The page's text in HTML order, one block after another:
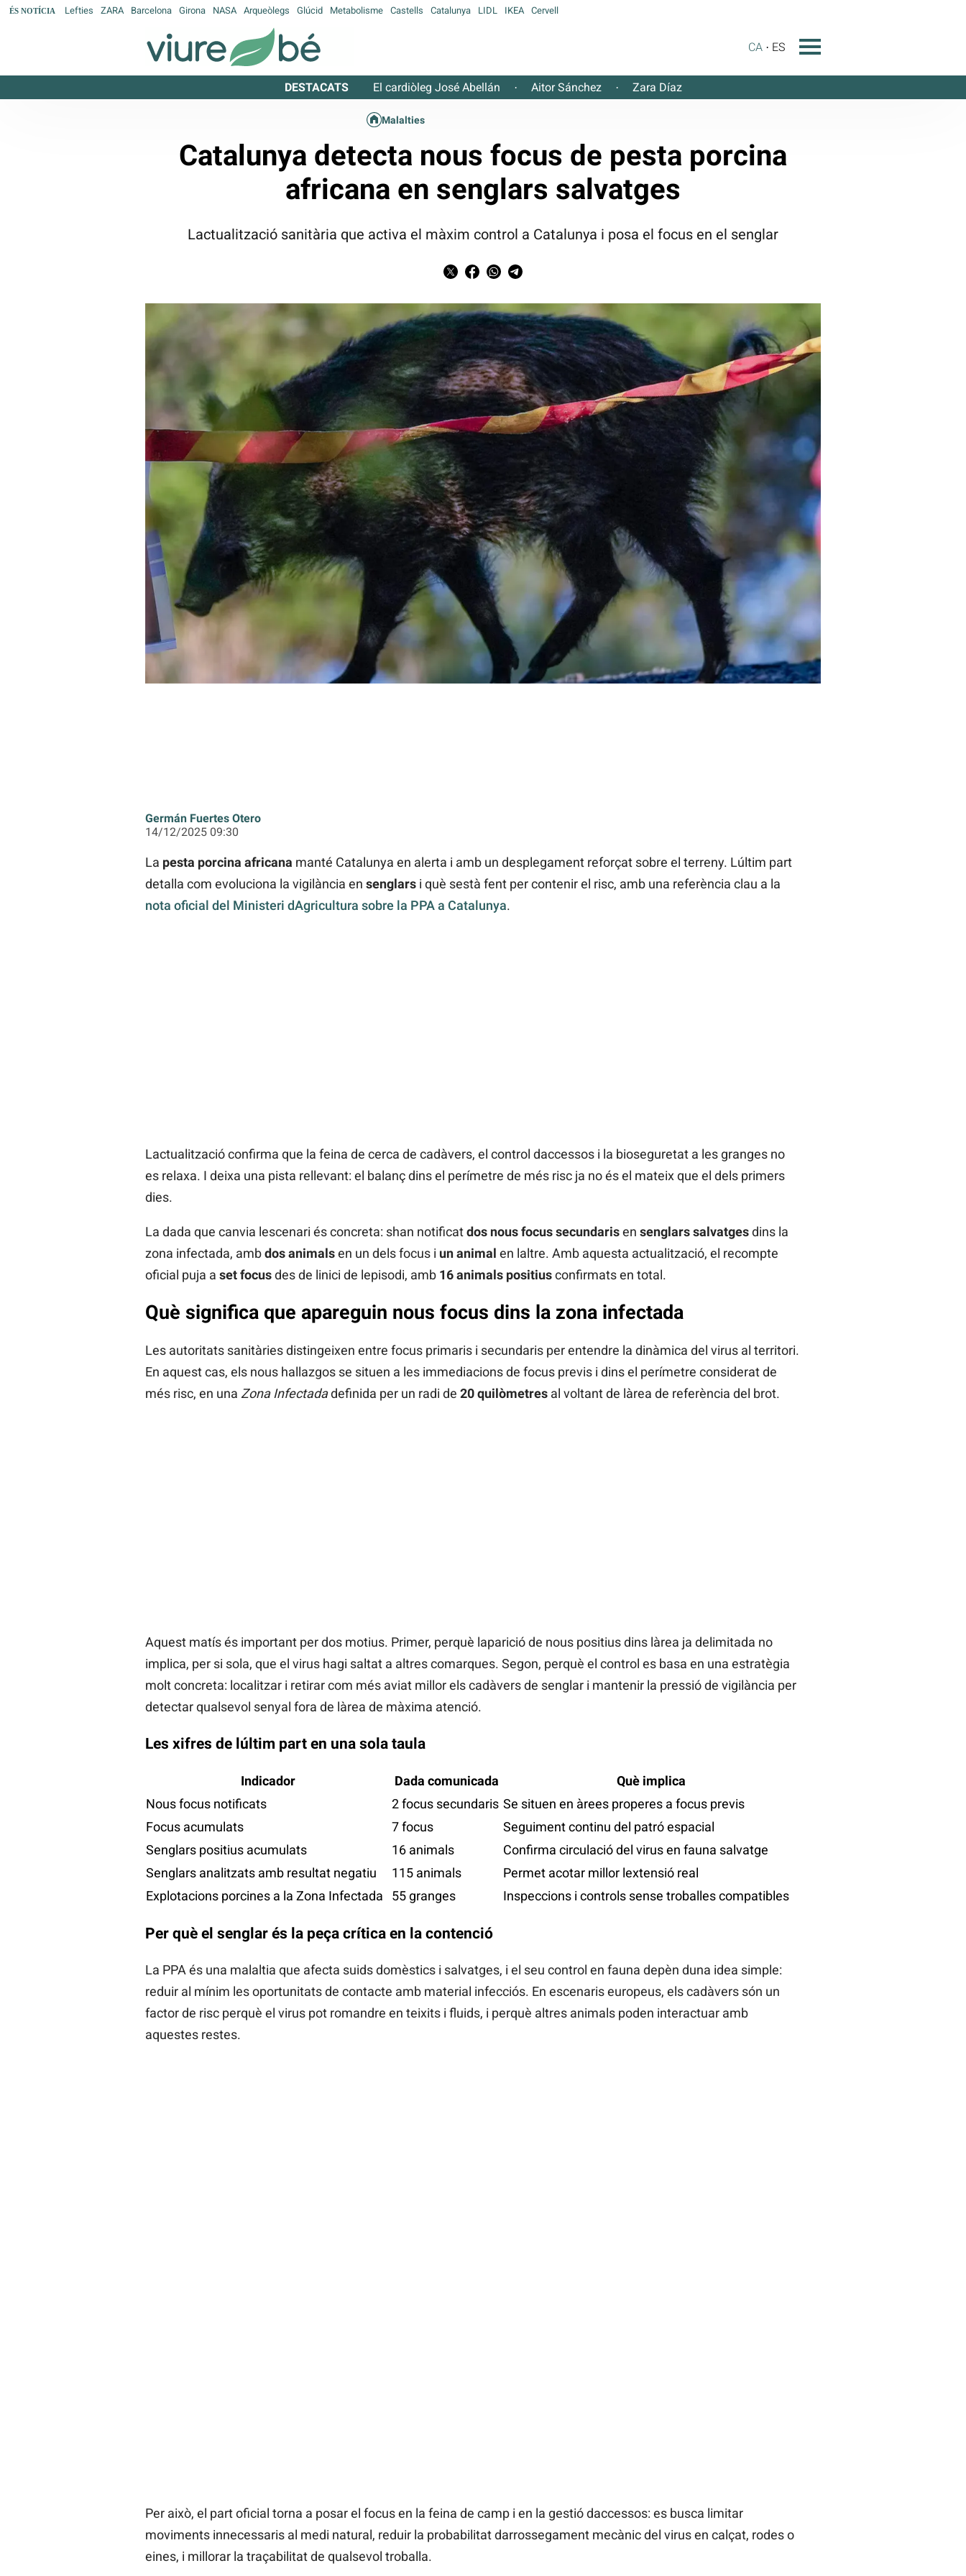
ÉS NOTÍCIA Lefties ZARA Barcelona Girona NASA Arqueòlegs Glúcid Metabolisme Castells Catalunya LIDL IKEA Cervell
CA ES
DESTACATS El cardiòleg José Abellán · Aitor Sánchez · Zara Díaz
Malalties
Catalunya detecta nous focus de pesta porcina
africana en senglars salvatges
Lactualització sanitària que activa el màxim control a Catalunya i posa el focus en el senglar
Germán Fuertes Otero
14/12/2025 09:30
La pesta porcina africana manté Catalunya en alerta i amb un desplegament reforçat sobre el terreny. Lúltim part
detalla com evoluciona la vigilància en senglarsi què sestà fent per contenir el risc, amb una referència clau a la
nota oficial del Ministeri dAgricultura sobre la PPA a Catalunya.
Lactualització confirma que la feina de cerca de cadàvers, el control daccessos i la bioseguretat a les granges no
es relaxa. I deixa una pista rellevant: el balanç dins el perímetre de més risc ja no és el mateix que el dels primers
dies.
La dada que canvia lescenari és concreta: shan notificatdos nous focus secundarisen senglars salvatgesdins la
zona infectada, ambdos animalsen un dels focus i un animal en laltre. Amb aquesta actualització, el recompte
oficial puja a set focusdes de linici de lepisodi, amb 16 animals positiusconfirmats en total.
Què significa que apareguin nous focus dins la zona infectada
Les autoritats sanitàries distingeixen entre focus primaris i secundaris per entendre la dinàmica del virus al territori.
En aquest cas, els nous hallazgos se situen a les immediacions de focus previs i dins el perímetre considerat de
més risc, en una Zona Infectadadefinida per un radi de 20 quilòmetresal voltant de làrea de referència del brot.
Aquest matís és important per dos motius. Primer, perquè laparició de nous positius dins làrea ja delimitada no
implica, per si sola, que el virus hagi saltat a altres comarques. Segon, perquè el control es basa en una estratègia
molt concreta: localitzar i retirar com més aviat millor els cadàvers de senglar i mantenir la pressió de vigilància per
detectar qualsevol senyal fora de làrea de màxima atenció.
Les xifres de lúltim part en una sola taula
Indicador Dada comunicada
Què implica
Nous focus notificats
2 focus secundaris Se situen en àrees properes a focus previs
Focus acumulats
7 focus
Seguiment continu del patró espacial
Senglars positius acumulats
16 animals
Confirma circulació del virus en fauna salvatge
Senglars analitzats amb resultat negatiu
115 animals
Permet acotar millor lextensió real
Explotacions porcines a la Zona Infectada
55 granges Inspeccions i controls sense troballes compatibles
Per què el senglar és la peça crítica en la contenció
La PPA és una malaltia que afecta suids domèstics i salvatges, i el seu control en fauna depèn duna idea simple:
reduir al mínim les oportunitats de contacte amb material infecciós. En escenaris europeus, els cadàvers són un
factor de risc perquè el virus pot romandre en teixits i fluids, i perquè altres animals poden interactuar amb
aquestes restes.
Per això, el part oficial torna a posar el focus en la feina de camp i en la gestió daccessos: es busca limitar
moviments innecessaris al medi natural, reduir la probabilitat darrossegament mecànic del virus en calçat, rodes o
eines, i millorar la traçabilitat de qualsevol troballa.